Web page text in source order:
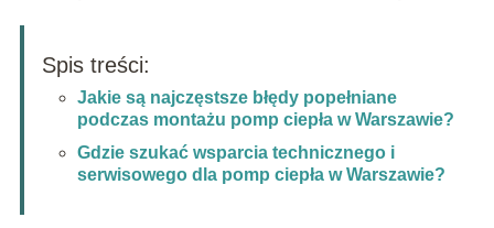
Spis treści:
Jakie są najczęstsze błędy popełniane
podczas montażu pomp ciepła w Warszawie?
Gdzie szukać wsparcia technicznego i
serwisowego dla pomp ciepła w Warszawie?